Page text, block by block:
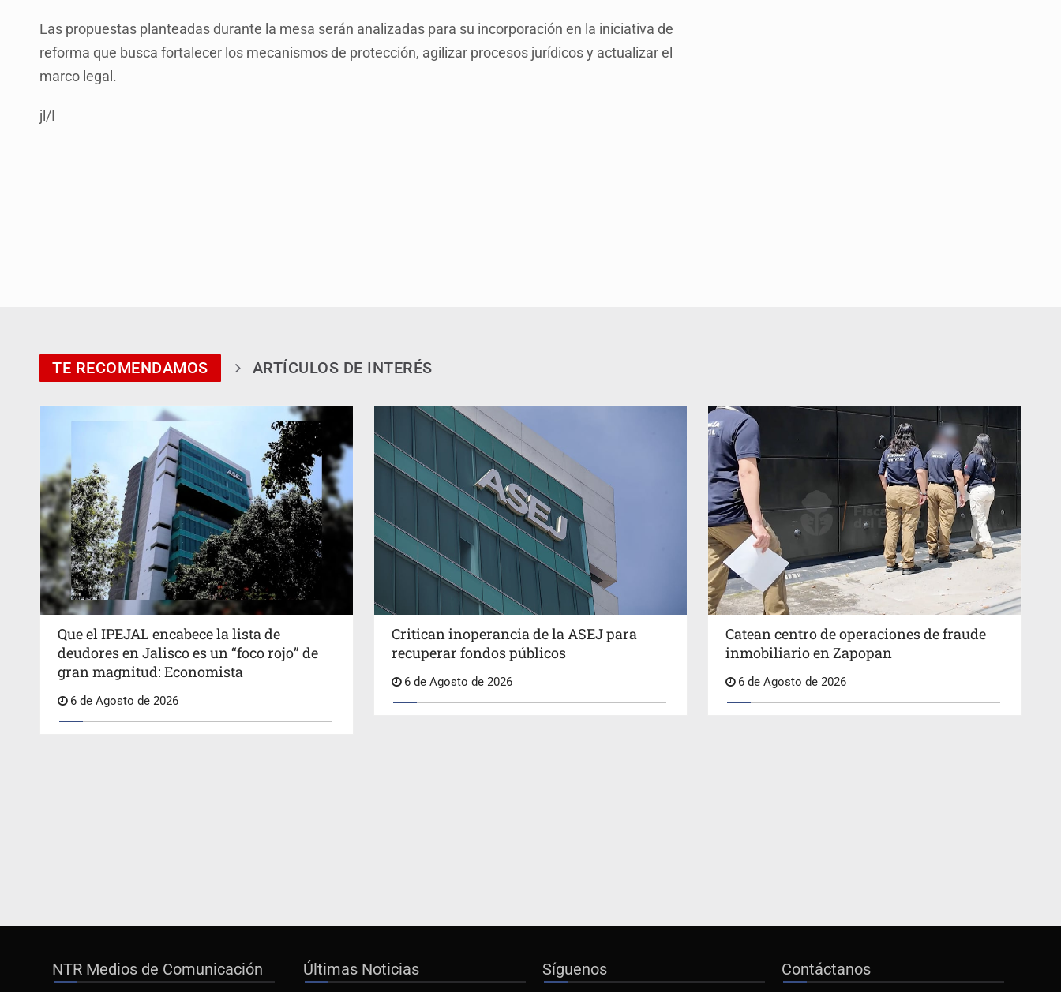
Las propuestas planteadas durante la mesa serán analizadas para su incorporación en la iniciativa de
reforma que busca fortalecer los mecanismos de protección, agilizar procesos jurídicos y actualizar el
marco legal.
jl/I
TE RECOMENDAMOS ARTÍCULOS DE INTERÉS
Que el IPEJAL encabece la lista de
deudores en Jalisco es un “foco rojo” de
gran magnitud: Economista
6 de Agosto de 2026
Critican inoperancia de la ASEJ para
recuperar fondos públicos
6 de Agosto de 2026
Catean centro de operaciones de fraude
inmobiliario en Zapopan
6 de Agosto de 2026
NTR Medios de Comunicación Últimas Noticias Síguenos Contáctanos